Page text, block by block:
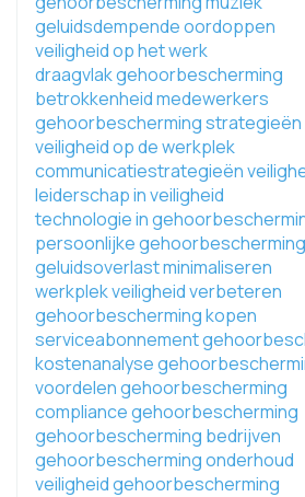
geluidsdempende oordoppen
veiligheid op het werk
draagvlak gehoorbescherming
betrokkenheid medewerkers
gehoorbescherming strategieën
veiligheid op de werkplek
communicatiestrategieën
leiderschap in veiligheid
technologie in
persoonlijke gehoorbescherming
geluidsoverlast minimaliseren
werkplek veiligheid verbeteren
gehoorbescherming kopen
serviceabonnement
kostenanalyse
voordelen gehoorbescherming
compliance gehoorbescherming
gehoorbescherming bedrijven
gehoorbescherming onderhoud
veiligheid gehoorbescherming